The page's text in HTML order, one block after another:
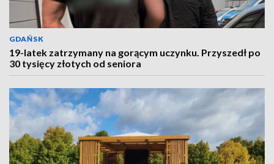
GDAŃSK
19-latek zatrzymany na gorącym uczynku. Przyszedł po
30 tysięcy złotych od seniora